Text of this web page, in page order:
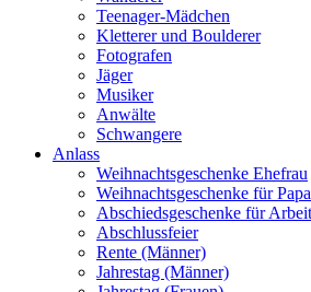
Teenager-Mädchen
Kletterer und Boulderer
Fotografen
Jäger
Musiker
Anwälte
Schwangere
Anlass
Weihnachtsgeschenke Ehefrau
Weihnachtsgeschenke für Papa
Abschiedsgeschenke für
Abschlussfeier
Rente (Männer)
Jahrestag (Männer)